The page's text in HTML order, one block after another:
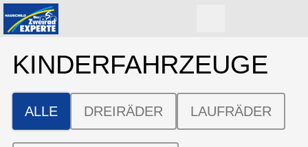
KINDER­FAHRZEUGE
ALLE DREIRÄDER LAUFRÄDER